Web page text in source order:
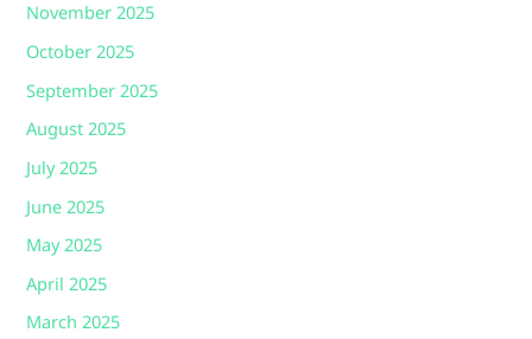
November 2025
October 2025
September 2025
August 2025
July 2025
June 2025
May 2025
April 2025
March 2025